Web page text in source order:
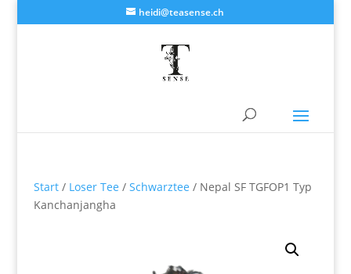
heidi@teasense.ch
Start/ Loser Tee / Schwarztee / Nepal SF TGFOP1 Typ
Kanchanjangha